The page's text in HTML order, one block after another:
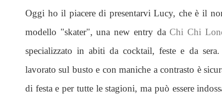
Oggi ho il piacere di presentarvi Lucy, che è il
modello "skater", una new entry daChi Chi
specializzato in abiti da cocktail, feste e da
lavorato sul busto e con maniche a contrasto è
di festa e per tutte le stagioni, ma può essere